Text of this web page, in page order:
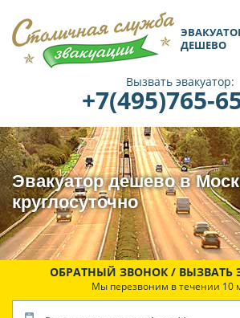
ДЕШЕВО
Вызвать эвакуатор:
+7(495)765-
Эвакуатор дешево в
круглосуточно
ОБРАТНЫЙ ЗВОНОК / ВЫЗВАТЬ
Мы перезвоним в течении 10